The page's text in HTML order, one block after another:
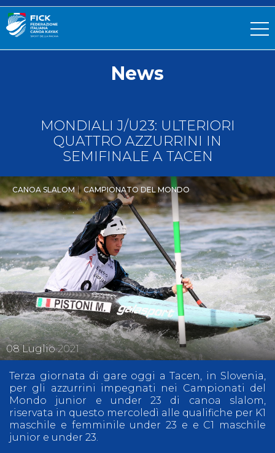
News
MONDIALI J/U23: ULTERIORI
QUATTRO AZZURRINI IN
SEMIFINALE A TACEN
08Luglio2021
CANOA SLALOM CAMPIONATO DEL MONDO
Terza giornata di gare oggi a Tacen, in Slovenia,
per gli azzurrini impegnati nei Campionati del
Mondo junior e under 23 di canoa slalom,
riservata in questo mercoledì alle qualifiche per K1
maschile e femminile under 23 e e C1 maschile
junior e under 23.